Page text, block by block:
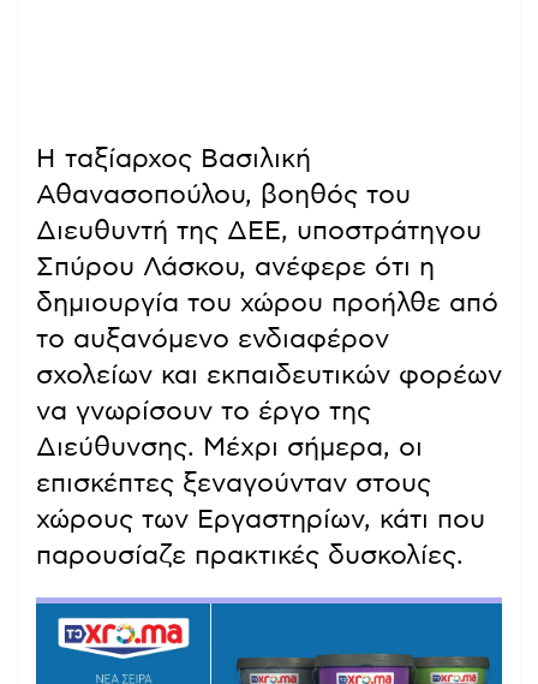
Η ταξίαρχος Βασιλική
Αθανασοπούλου, βοηθός του
Διευθυντή της ΔΕΕ, υποστράτηγου
Σπύρου Λάσκου, ανέφερε ότι η
δημιουργία του χώρου προήλθε από
το αυξανόμενο ενδιαφέρον
σχολείων και εκπαιδευτικών φορέων
να γνωρίσουν το έργο της
Διεύθυνσης. Μέχρι σήμερα, οι
επισκέπτες ξεναγούνταν στους
χώρους των Εργαστηρίων, κάτι που
παρουσίαζε πρακτικές δυσκολίες.